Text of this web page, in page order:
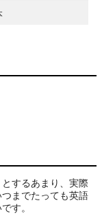
するあまり、実際
までたっても英語
す。